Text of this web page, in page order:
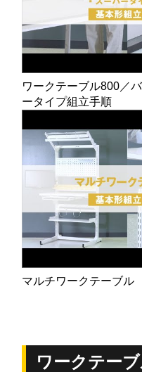
ワークテーブル800／
ータイプ組立手順
マルチワークテーブ
ワークテー